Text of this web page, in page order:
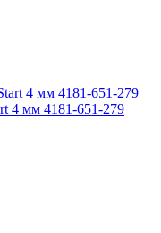
4 мм 4181-651-279